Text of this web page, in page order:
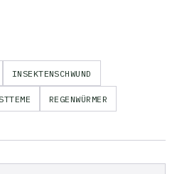
INSEKTENSCHWUND
REGENWÜRMER